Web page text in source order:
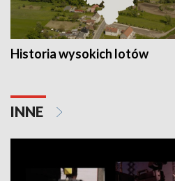
Historia wysokich lotów
INNE